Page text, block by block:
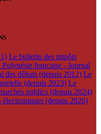
Le bulletin des impôts
Polynésie française - Journal
des débats (depuis 2012) Le
(depuis 2023) Le
publics (depuis 2024)
(depuis 2026)